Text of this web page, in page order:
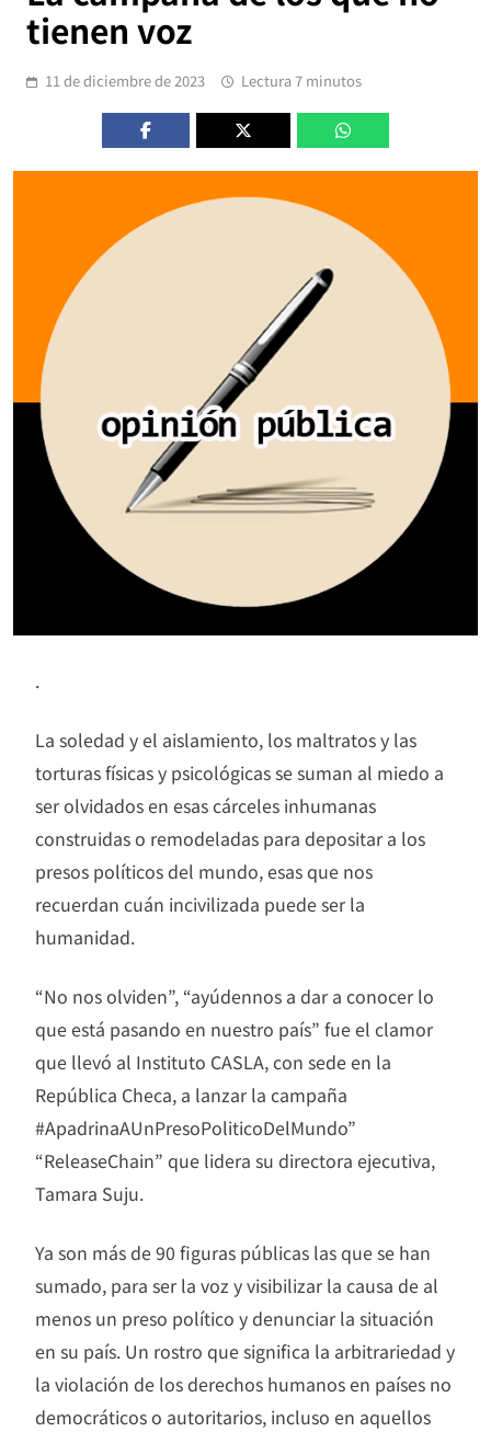
tienen voz
11 de diciembre de 2023 Lectura 7 minutos
.
La soledad y el aislamiento, los maltratos y las
torturas físicas y psicológicas se suman al miedo a
ser olvidados en esas cárceles inhumanas
construidas o remodeladas para depositar a los
presos políticos del mundo, esas que nos
recuerdan cuán incivilizada puede ser la
humanidad.
“No nos olviden”, “ayúdennos a dar a conocer lo
que está pasando en nuestro país” fue el clamor
que llevó al Instituto CASLA, con sede en la
República Checa, a lanzar la campaña
#ApadrinaAUnPresoPoliticoDelMundo”
“ReleaseChain” que lidera su directora ejecutiva,
Tamara Suju.
Ya son más de 90 figuras públicas las que se han
sumado, para ser la voz y visibilizar la causa de al
menos un preso político y denunciar la situación
en su país. Un rostro que significa la arbitrariedad y
la violación de los derechos humanos en países no
democráticos o autoritarios, incluso en aquellos